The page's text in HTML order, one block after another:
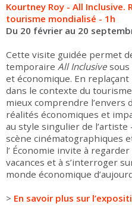
Kourtney Roy - All Inclusive.
tourisme mondialisé - 1h
Du 20 février au 20
Cette visite guidée permet
temporaire All Inclusive
et économique. En
dans le contexte du
mieux comprendre l’envers
réalités économiques et
au style singulier de
scène cinématographiques
l’ Économie invite à
vacances et à s’interroger
monde économique
> En savoir plus sur